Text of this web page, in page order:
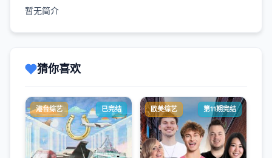
暂无简介
猜你喜欢
港台综艺 已完结 欧美综艺 第11期完结